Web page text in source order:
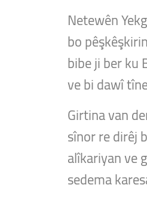
Netewên
bo
bibe ji ber ku
ve bi dawî
Girtina van
sînor re dirêj
alîkariyan ve
sedema